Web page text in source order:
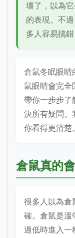
壞了，以為
的表現。不
多人容易搞錯
倉鼠冬眠眼睛
鼠眼睛會完全
帶你一步步
決所有疑問。
你看得更清楚。
倉鼠真的
很多人以為倉
確。倉鼠是溫
過低時進入一